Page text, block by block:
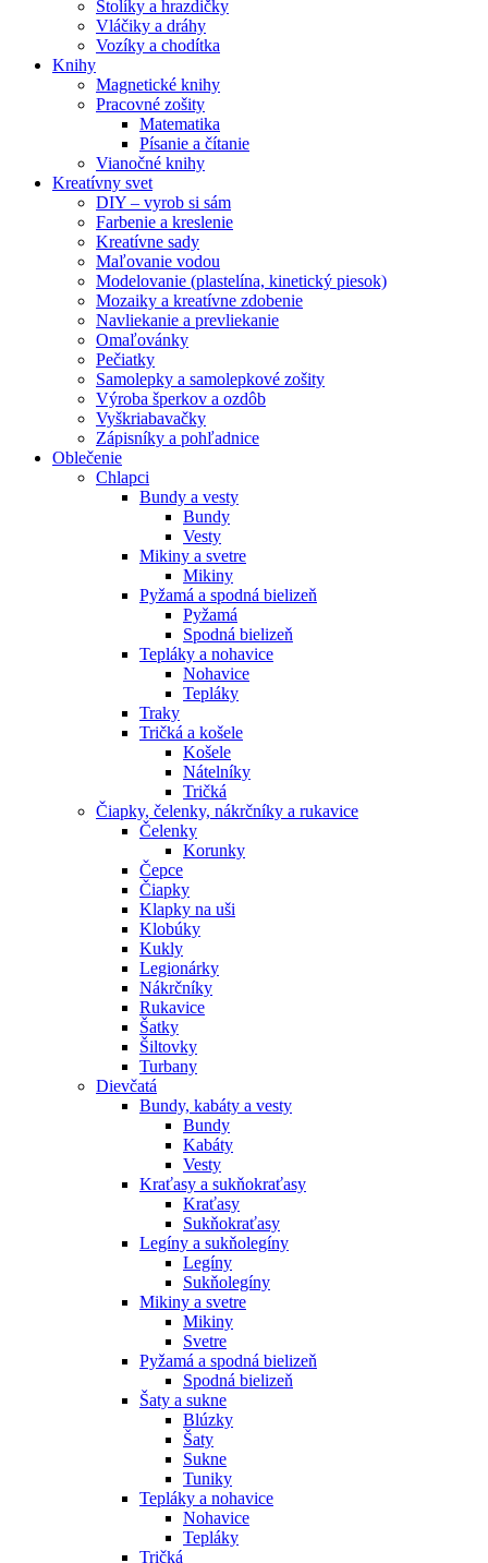
Stolíky a hrazdičky
Vláčiky a dráhy
Vozíky a chodítka
Knihy
Magnetické knihy
Pracovné zošity
Matematika
Písanie a čítanie
Vianočné knihy
Kreatívny svet
DIY – vyrob si sám
Farbenie a kreslenie
Kreatívne sady
Maľovanie vodou
Modelovanie (plastelína, kinetický piesok)
Mozaiky a kreatívne zdobenie
Navliekanie a prevliekanie
Omaľovánky
Pečiatky
Samolepky a samolepkové zošity
Výroba šperkov a ozdôb
Vyškriabavačky
Zápisníky a pohľadnice
Oblečenie
Chlapci
Bundy a vesty
Bundy
Vesty
Mikiny a svetre
Mikiny
Pyžamá a spodná bielizeň
Pyžamá
Spodná bielizeň
Tepláky a nohavice
Nohavice
Tepláky
Traky
Tričká a košele
Košele
Nátelníky
Tričká
Čiapky, čelenky, nákrčníky a rukavice
Čelenky
Korunky
Čepce
Čiapky
Klapky na uši
Klobúky
Kukly
Legionárky
Nákrčníky
Rukavice
Šatky
Šiltovky
Turbany
Dievčatá
Bundy, kabáty a vesty
Bundy
Kabáty
Vesty
Kraťasy a sukňokraťasy
Kraťasy
Sukňokraťasy
Legíny a sukňolegíny
Legíny
Sukňolegíny
Mikiny a svetre
Mikiny
Svetre
Pyžamá a spodná bielizeň
Spodná bielizeň
Šaty a sukne
Blúzky
Šaty
Sukne
Tuniky
Tepláky a nohavice
Nohavice
Tepláky
Tričká